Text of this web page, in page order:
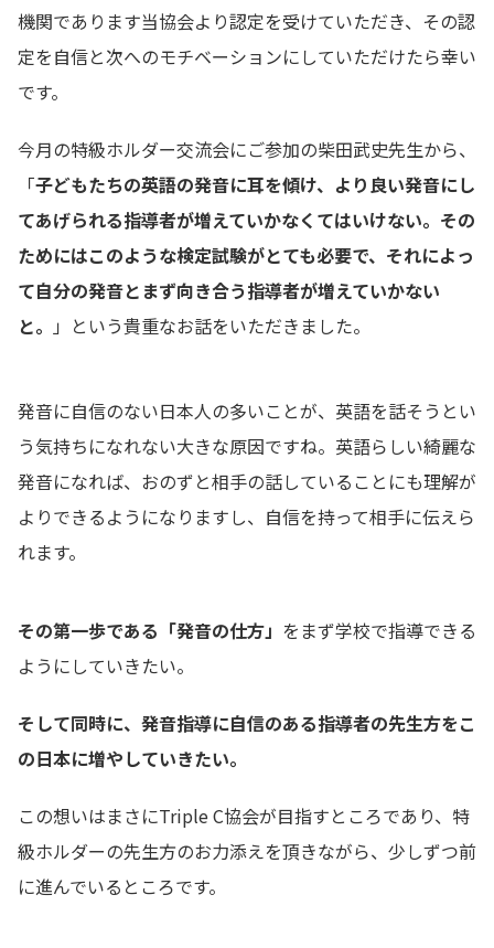
機関であります当協会より認定を受けていただき、その認
定を自信と次へのモチベーションにしていただけたら幸い
です。
今月の特級ホルダー交流会にご参加の柴田武史先生から、
「子どもたちの英語の発音に耳を傾け、より良い発音にし
てあげられる指導者が増えていかなくてはいけない。その
ためにはこのような検定試験がとても必要で、それによっ
て自分の発音とまず向き合う指導者が増えていかない
と。 」という貴重なお話をいただきました。
発音に自信のない日本人の多いことが、英語を話そうとい
う気持ちになれない大きな原因ですね。英語らしい綺麗な
発音になれば、おのずと相手の話していることにも理解が
よりできるようになりますし、自信を持って相手に伝えら
れます。
その第一歩である「発音の仕方」 をまず学校で指導できる
ようにしていきたい。
そして同時に、発音指導に自信のある指導者の先生方をこ
の日本に増やしていきたい。
この想いはまさにTriple C協会が目指すところであり、特
級ホルダーの先生方のお力添えを頂きながら、少しずつ前
に進んでいるところです。